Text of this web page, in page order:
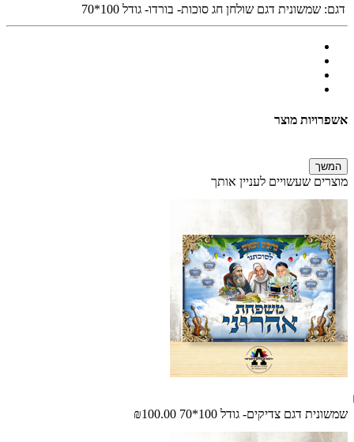
דגם: שמשונית דגם שולחן חג סוכות- בורדו- גודל 100*70
אשפרויות מוצר
המשך
מוצרים שעשויים לעניין אותך
שמשונית דגם צדיקים- גודל 100*70 ₪100.00